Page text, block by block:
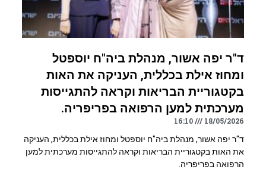
ד"ר יפה אשור, מנהלת ביה"ח יוספטל
ומחוז אילת בכללית, העניקה את האות
בקטגוריית הבריאות וקראה להתגייסות
מערכתית למען הרפואה בפריפריה.
18/05/2026
16:10
ד"ר יפה אשור, מנהלת ביה"ח יוספטל ומחוז אילת בכללית, העניקה
את האות בקטגוריית הבריאות וקראה להתגייסות מערכתית למען
הרפואה בפריפריה.